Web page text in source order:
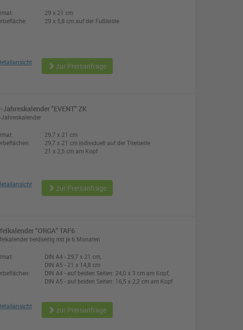
29 x 21 cm
29 x 5,8 cm auf der Fußleiste
zur Preisanfrage
Jahreskalender "EVENT" ZK
Jahreskalender
29,7 x 21 cm
29,7 x 21 cm individuell auf der Titelseite
21 x 2,5 cm am Kopf
zur Preisanfrage
"ORGA" TAF6
beidseitig mit je 6 Monaten
DIN A4 - 29,7 x 21 cm,
DIN A5 - 21 x 14,8 cm
DIN A4 - auf beiden Seiten: 24,0 x 3 cm am Kopf,
DIN A5 - auf beiden Seiten: 16,5 x 2,2 cm am Kopf
zur Preisanfrage